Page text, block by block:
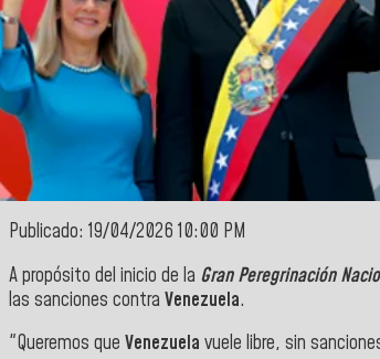
Publicado: 19/04/2026 10:00 PM
A propósito del inicio de la Gran Peregrinación
las sanciones contra Venezuela.
"Queremos que Venezuela vuele libre, sin